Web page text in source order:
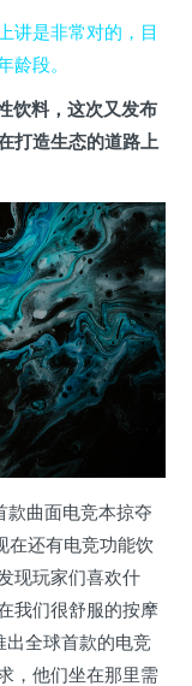
讲是非常对的，目
龄段。
饮料，这次又发布
打造生态的道路上
款曲面电竞本掠夺
在还有电竞功能饮
现玩家们喜欢什
我们很舒服的按摩
出全球首款的电竞
，他们坐在那里需